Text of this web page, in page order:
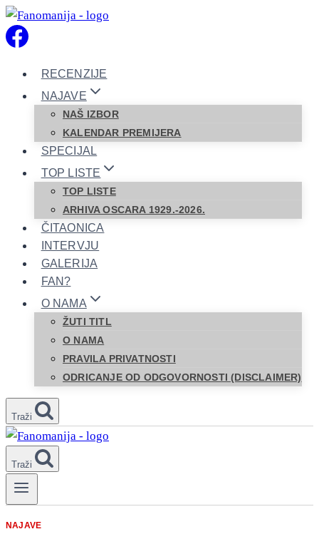
Skip
to
RECENZIJE
NAJAVE
NAŠ IZBOR
KALENDAR PREMIJERA
SPECIJAL
TOP LISTE
TOP LISTE
ARHIVA OSCARA 1929.-2026.
ČITAONICA
INTERVJU
GALERIJA
FAN?
O NAMA
ŽUTI TITL
O NAMA
PRAVILA PRIVATNOSTI
ODRICANJE OD ODGOVORNOSTI (DISCLAIMER)
Traži
Traži
NAJAVE